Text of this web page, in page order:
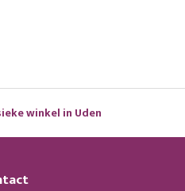
winkel in Uden